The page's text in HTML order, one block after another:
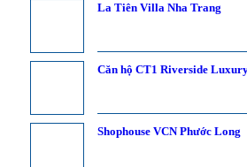
La Tiên Villa Nha Trang
Căn hộ CT1 Riverside
Shophouse VCN Phước Long